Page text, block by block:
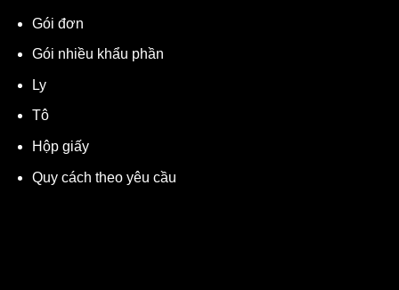
Gói đơn
Gói nhiều khẩu phần
Ly
Tô
Hộp giấy
Quy cách theo yêu cầu